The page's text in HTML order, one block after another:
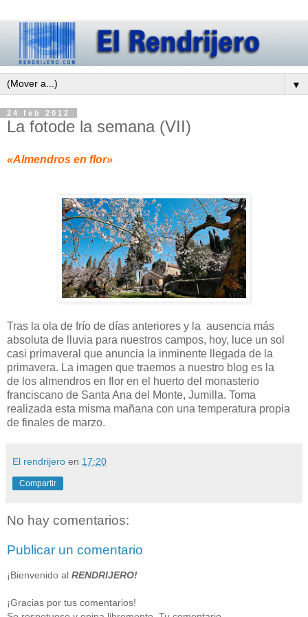
▼
24 feb 2012
La fotode la semana (VII)
«Almendros en flor»
Tras la ola de frío de días anteriores y la ausencia más
absoluta de lluvia para nuestros campos, hoy, luce un sol
casi primaveral que anuncia la inminente llegada de la
primavera. La imagen que traemos a nuestro blog es la
de los almendros en flor en el huerto del monasterio
franciscano de Santa Ana del Monte, Jumilla. Toma
realizada esta misma mañana con una temperatura propia
de finales de marzo.
El rendrijero en 17:20
Compartir
No hay comentarios:
Publicar un comentario
¡Bienvenido al RENDRIJERO!
¡Gracias por tus comentarios!